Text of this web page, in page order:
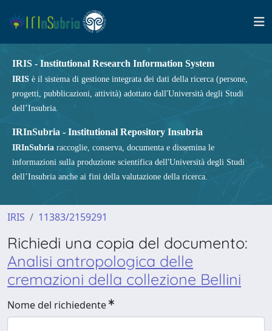
IRIS - Institutional Research Information System
IRIS è il sistema di gestione integrata dei dati della ricerca (persone,
progetti, pubblicazioni, attività) adottato dall'Università degli Studi
dell’Insubria.
IRInSubria - Institutional Repository Insubria
IRInSubria raccoglie, conserva, documenta e dissemina le
informazioni sulla produzione scientifica dell'Università degli Studi
dell’Insubria anche ai fini della valutazione della ricerca.
IRIS 11383/2159291
Richiedi una copia del documento:
Analisi antropologica delle
cremazioni della collezione Bellini
Nome del richiedente